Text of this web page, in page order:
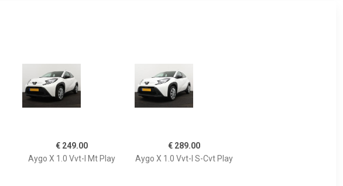
€ 249.00
Aygo X 1.0 Vvt-I Mt Play
€ 289.00
Aygo X 1.0 Vvt-I S-Cvt Play